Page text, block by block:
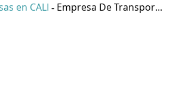
en CALI - Empresa De Transpor...